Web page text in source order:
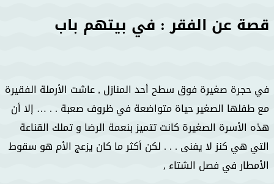
قصة عن الفقر : في بيتهم باب
في حجرة صغيرة فوق سطح أحد المنازل , عاشت الأرملة الفقيرة
مع طفلها الصغير حياة متواضعة في ظروف صعبة . . … إلا أن
هذه الأسرة الصغيرة كانت تتميز بنعمة الرضا و تملك القناعة
التي هي كنز لا يفنى . . . لكن أكثر ما كان يزعج الأم هو سقوط
الأمطار في فصل الشتاء ,